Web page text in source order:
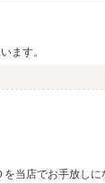
ます。
当店でお手放し